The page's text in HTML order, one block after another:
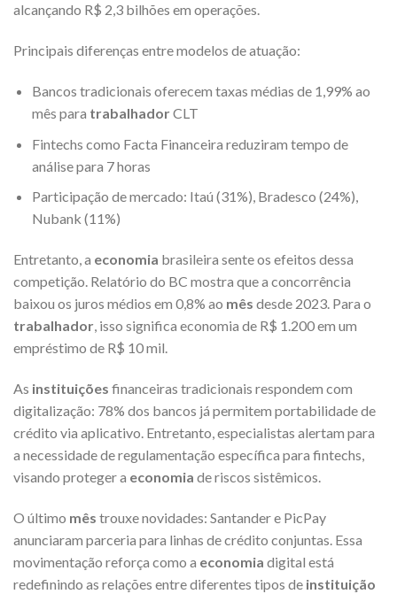
alcançando R$ 2,3 bilhões em operações.
Principais diferenças entre modelos de atuação:
Bancos tradicionais oferecem taxas médias de 1,99% ao
mês para trabalhadorCLT
Fintechs como Facta Financeira reduziram tempo de
análise para 7 horas
Participação de mercado: Itaú (31%), Bradesco (24%),
Nubank (11%)
Entretanto, a economia brasileira sente os efeitos dessa
competição. Relatório do BC mostra que a concorrência
baixou os juros médios em 0,8% ao mês desde 2023. Para o
trabalhador, isso significa economia de R$ 1.200 em um
empréstimo de R$ 10 mil.
As instituições financeiras tradicionais respondem com
digitalização: 78% dos bancos já permitem portabilidade de
crédito via aplicativo. Entretanto, especialistas alertam para
a necessidade de regulamentação específica para fintechs,
visando proteger a economia de riscos sistêmicos.
O último mês trouxe novidades: Santander e PicPay
anunciaram parceria para linhas de crédito conjuntas. Essa
movimentação reforça como a economia digital está
redefinindo as relações entre diferentes tipos de instituição